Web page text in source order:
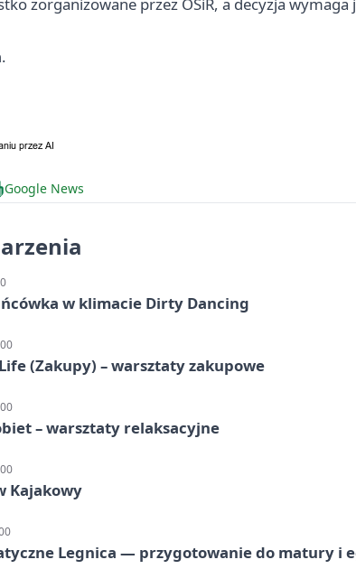
.
Google News
w klimacie Dirty Dancing
(Zakupy) – warsztaty zakupowe
– warsztaty relaksacyjne
Kajakowy
Legnica — przygotowanie do matury i